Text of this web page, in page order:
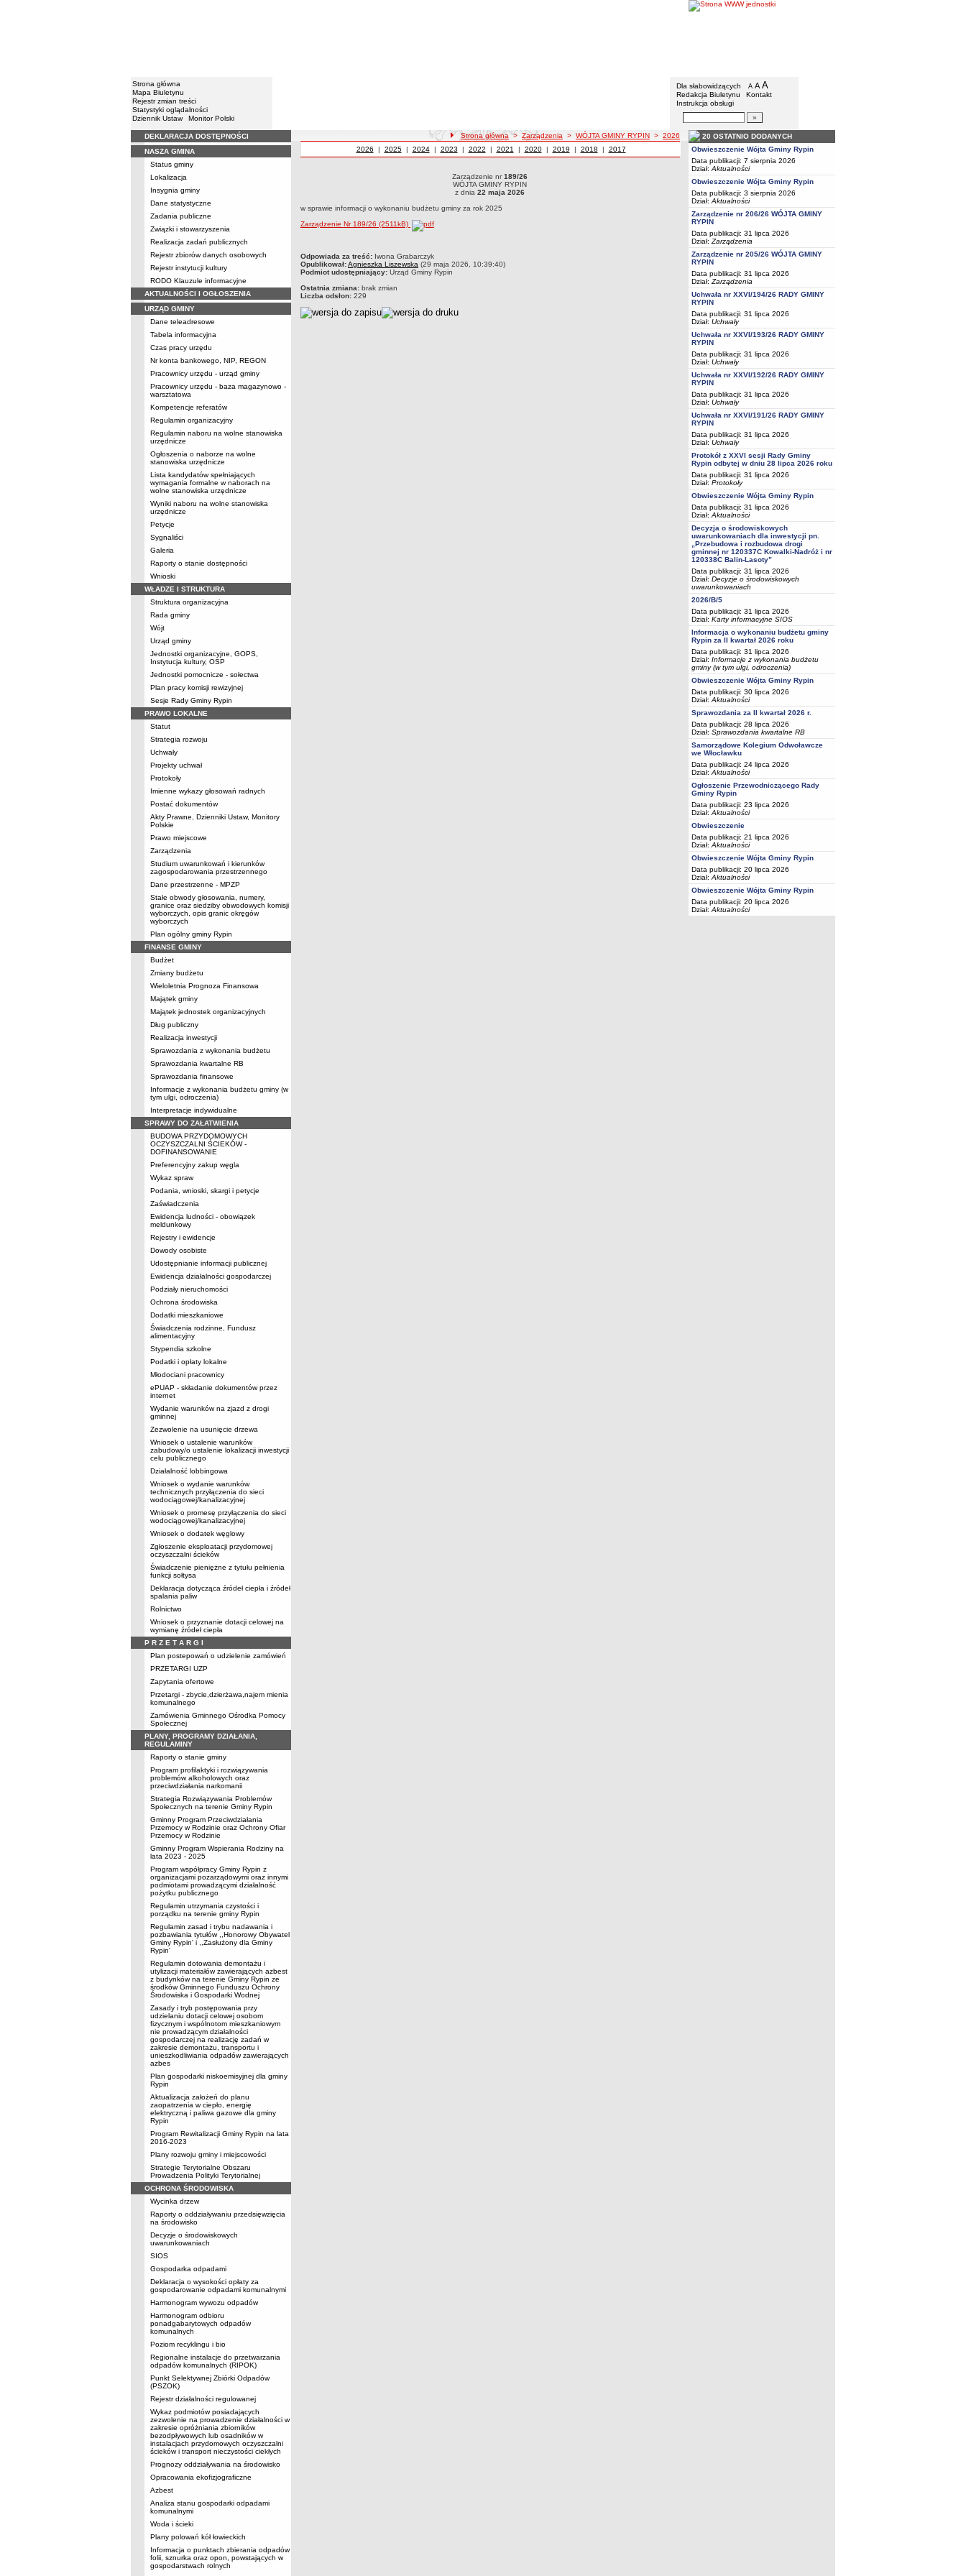
Strona główna
Mapa Biuletynu
Rejestr zmian treści
Statystyki oglądalności
Dziennik Ustaw
Monitor Polski
Gmina Rypin
Menu dodatkowe
Dla słabowidzących A pomniejsz czcionkę
A standardowy rozmiar czcionki
A
Redakcja Biuletynu
Kontakt
Instrukcja obsługi
Wyszukiwarka artykułów
Menu
DEKLARACJA DOSTĘPNOŚCI
NASZA GMINA
Status gminy
Lokalizacja
Insygnia gminy
Dane statystyczne
Zadania publiczne
Związki i stowarzyszenia
Realizacja zadań publicznych
Rejestr zbiorów danych osobowych
Rejestr instytucji kultury
RODO Klauzule informacyjne
AKTUALNOŚCI I OGŁOSZENIA
URZĄD GMINY
Dane teleadresowe
Tabela informacyjna
Czas pracy urzędu
Nr konta bankowego, NIP, REGON
Pracownicy urzędu - urząd gminy
Pracownicy urzędu - baza magazynowo -
warsztatowa
Kompetencje referatów
Regulamin organizacyjny
Regulamin naboru na wolne stanowiska
urzędnicze
Ogłoszenia o naborze na wolne
stanowiska urzędnicze
Lista kandydatów spełniających
wymagania formalne w naborach na
wolne stanowiska urzędnicze
Wyniki naboru na wolne stanowiska
urzędnicze
Petycje
Sygnaliści
Galeria
Raporty o stanie dostępności
Wnioski
WŁADZE I STRUKTURA
Struktura organizacyjna
Rada gminy
Wójt
Urząd gminy
Jednostki organizacyjne, GOPS,
Instytucja kultury, OSP
Jednostki pomocnicze - sołectwa
Plan pracy komisji rewizyjnej
Sesje Rady Gminy Rypin
PRAWO LOKALNE
Statut
Strategia rozwoju
Uchwały
Projekty uchwał
Protokoły
Imienne wykazy głosowań radnych
Postać dokumentów
Akty Prawne, Dzienniki Ustaw, Monitory
Polskie
Prawo miejscowe
Zarządzenia
Studium uwarunkowań i kierunków
zagospodarowania przestrzennego
Dane przestrzenne - MPZP
Stałe obwody głosowania, numery,
granice oraz siedziby obwodowych komisji
wyborczych, opis granic okręgów
wyborczych
Plan ogólny gminy Rypin
FINANSE GMINY
Budżet
Zmiany budżetu
Wieloletnia Prognoza Finansowa
Majątek gminy
Majątek jednostek organizacyjnych
Dług publiczny
Realizacja inwestycji
Sprawozdania z wykonania budżetu
Sprawozdania kwartalne RB
Sprawozdania finansowe
Informacje z wykonania budżetu gminy (w
tym ulgi, odroczenia)
Interpretacje indywidualne
SPRAWY DO ZAŁATWIENIA
BUDOWA PRZYDOMOWYCH
OCZYSZCZALNI ŚCIEKÓW -
DOFINANSOWANIE
Preferencyjny zakup węgla
Wykaz spraw
Podania, wnioski, skargi i petycje
Zaświadczenia
Ewidencja ludności - obowiązek
meldunkowy
Rejestry i ewidencje
Dowody osobiste
Udostępnianie informacji publicznej
Ewidencja działalności gospodarczej
Podziały nieruchomości
Ochrona środowiska
Dodatki mieszkaniowe
Świadczenia rodzinne, Fundusz
alimentacyjny
Stypendia szkolne
Podatki i opłaty lokalne
Młodociani pracownicy
ePUAP - składanie dokumentów przez
internet
Wydanie warunków na zjazd z drogi
gminnej
Zezwolenie na usunięcie drzewa
Wniosek o ustalenie warunków
zabudowy/o ustalenie lokalizacji inwestycji
celu publicznego
Działalność lobbingowa
Wniosek o wydanie warunków
technicznych przyłączenia do sieci
wodociągowej/kanalizacyjnej
Wniosek o promesę przyłączenia do sieci
wodociągowej/kanalizacyjnej
Wniosek o dodatek węglowy
Zgłoszenie eksploatacji przydomowej
oczyszczalni ścieków
Świadczenie pieniężne z tytułu pełnienia
funkcji sołtysa
Deklaracja dotycząca źródeł ciepła i źródeł
spalania paliw
Rolnictwo
Wniosek o przyznanie dotacji celowej na
wymianę źródeł ciepła
P R Z E T A R G I
Plan postepowań o udzielenie zamówień
PRZETARGI UZP
Zapytania ofertowe
Przetargi - zbycie,dzierżawa,najem mienia
komunalnego
Zamówienia Gminnego Ośrodka Pomocy
Społecznej
PLANY, PROGRAMY DZIAŁANIA,
REGULAMINY
Raporty o stanie gminy
Program profilaktyki i rozwiązywania
problemów alkoholowych oraz
przeciwdziałania narkomanii
Strategia Rozwiązywania Problemów
Społecznych na terenie Gminy Rypin
Gminny Program Przeciwdziałania
Przemocy w Rodzinie oraz Ochrony Ofiar
Przemocy w Rodzinie
Gminny Program Wspierania Rodziny na
lata 2023 - 2025
Program współpracy Gminy Rypin z
organizacjami pozarządowymi oraz innymi
podmiotami prowadzącymi działalność
pożytku publicznego
Regulamin utrzymania czystości i
porządku na terenie gminy Rypin
Regulamin zasad i trybu nadawania i
pozbawiania tytułów ,,Honorowy Obywatel
Gminy Rypin' i ,,Zasłużony dla Gminy
Rypin'
Regulamin dotowania demontażu i
utylizacji materiałów zawierających azbest
z budynków na terenie Gminy Rypin ze
środków Gminnego Funduszu Ochrony
Środowiska i Gospodarki Wodnej
Zasady i tryb postępowania przy
udzielaniu dotacji celowej osobom
fizycznym i wspólnotom mieszkaniowym
nie prowadzącym działalności
gospodarczej na realizację zadań w
zakresie demontażu, transportu i
unieszkodliwiania odpadów zawierających
azbes
Plan gospodarki niskoemisyjnej dla gminy
Rypin
Aktualizacja założeń do planu
zaopatrzenia w ciepło, energię
elektryczną i paliwa gazowe dla gminy
Rypin
Program Rewitalizacji Gminy Rypin na lata
2016-2023
Plany rozwoju gminy i miejscowości
Strategie Terytorialne Obszaru
Prowadzenia Polityki Terytorialnej
OCHRONA ŚRODOWISKA
Wycinka drzew
Raporty o oddziaływaniu przedsięwzięcia
na środowisko
Decyzje o środowiskowych
uwarunkowaniach
SIOS
Gospodarka odpadami
Deklaracja o wysokości opłaty za
gospodarowanie odpadami komunalnymi
Harmonogram wywozu odpadów
Harmonogram odbioru
ponadgabarytowych odpadów
komunalnych
Poziom recyklingu i bio
Regionalne instalacje do przetwarzania
odpadów komunalnych (RIPOK)
Punkt Selektywnej Zbiórki Odpadów
(PSZOK)
Rejestr działalności regulowanej
Wykaz podmiotów posiadających
zezwolenie na prowadzenie działalności w
zakresie opróżniania zbiorników
bezodpływowych lub osadników w
instalacjach przydomowych oczyszczalni
ścieków i transport nieczystości ciekłych
Prognozy oddziaływania na środowisko
Opracowania ekofizjograficzne
Azbest
Analiza stanu gospodarki odpadami
komunalnymi
Woda i ścieki
Plany polowań kół łowieckich
Informacja o punktach zbierania odpadów
folii, sznurka oraz opon, powstających w
gospodarstwach rolnych
ścieżka nawigacji
Strona główna > Zarządzenia > WÓJTA GMINY RYPIN > 2026
Zarządzenia z roku
2026 WÓJTA GMINY RYPIN
| Zarządzenia z roku
2025WÓJTA GMINY RYPIN
| Zarządzenia z roku
2024WÓJTA GMINY RYPIN
| Zarządzenia z roku
2023 WÓJTA GMINY RYPIN
| Zarządzenia z roku
2022 WÓJTA GMINY RYPIN
| Zarządzenia z roku
2021 WÓJTA GMINY RYPIN
| Zarządzenia z roku
2020WÓJTA GMINY RYPIN
| Zarządzenia z roku
2019 WÓJTA GMINY RYPIN
| Zarządzenia z roku
2018 WÓJTA GMINY RYPIN
| Zarządzenia z roku
2017 WÓJTA GMINY RYPIN
Zarządzenie nr 189/26WÓJTA GMINY RYPINz dnia 22 maja 2026w sprawie informacji o wykonaniu budżetu gminy za rok 2025
Zarządzenie nr189/26
WÓJTA GMINY RYPIN
z dnia 22 maja 2026
w sprawie informacji o wykonaniu budżetu gminy za rok 2025
Zarządzenie Nr 189/26 (2511kB)
metryczka
Odpowiada za treść: Iwona Grabarczyk
Opublikował:Agnieszka Liszewska (29 maja 2026, 10:39:40)
Podmiot udostępniający: Urząd Gminy Rypin
Ostatnia zmiana: brak zmian
Liczba odsłon: 229
20 OSTATNIO DODANYCH
Obwieszczenie Wójta Gminy Rypin
Data publikacji: 7 sierpnia 2026
Dział: Aktualności
Obwieszczenie Wójta Gminy Rypin
Data publikacji: 3 sierpnia 2026
Dział: Aktualności
Zarządzenie nr 206/26 WÓJTA GMINY
RYPIN
Data publikacji: 31 lipca 2026
Dział: Zarządzenia
Zarządzenie nr 205/26 WÓJTA GMINY
RYPIN
Data publikacji: 31 lipca 2026
Dział: Zarządzenia
Uchwała nr XXVI/194/26 RADY GMINY
RYPIN
Data publikacji: 31 lipca 2026
Dział: Uchwały
Uchwała nr XXVI/193/26 RADY GMINY
RYPIN
Data publikacji: 31 lipca 2026
Dział: Uchwały
Uchwała nr XXVI/192/26 RADY GMINY
RYPIN
Data publikacji: 31 lipca 2026
Dział: Uchwały
Uchwała nr XXVI/191/26 RADY GMINY
RYPIN
Data publikacji: 31 lipca 2026
Dział: Uchwały
Protokół z XXVI sesji Rady Gminy
Rypin odbytej w dniu 28 lipca 2026 roku
Data publikacji: 31 lipca 2026
Dział: Protokoły
Obwieszczenie Wójta Gminy Rypin
Data publikacji: 31 lipca 2026
Dział: Aktualności
Decyzja o środowiskowych
uwarunkowaniach dla inwestycji pn.
„Przebudowa i rozbudowa drogi
gminnej nr 120337C Kowalki-Nadróż i nr
120338C Balin-Lasoty”
Data publikacji: 31 lipca 2026
Dział: Decyzje o środowiskowych
uwarunkowaniach
2026/B/5
Data publikacji: 31 lipca 2026
Dział: Karty informacyjne SIOS
Informacja o wykonaniu budżetu gminy
Rypin za II kwartał 2026 roku
Data publikacji: 31 lipca 2026
Dział: Informacje z wykonania budżetu
gminy (w tym ulgi, odroczenia)
Obwieszczenie Wójta Gminy Rypin
Data publikacji: 30 lipca 2026
Dział: Aktualności
Sprawozdania za II kwartał 2026 r.
Data publikacji: 28 lipca 2026
Dział: Sprawozdania kwartalne RB
Samorządowe Kolegium Odwoławcze
we Włocławku
Data publikacji: 24 lipca 2026
Dział: Aktualności
Ogłoszenie Przewodniczącego Rady
Gminy Rypin
Data publikacji: 23 lipca 2026
Dział: Aktualności
Obwieszczenie
Data publikacji: 21 lipca 2026
Dział: Aktualności
Obwieszczenie Wójta Gminy Rypin
Data publikacji: 20 lipca 2026
Dział: Aktualności
Obwieszczenie Wójta Gminy Rypin
Data publikacji: 20 lipca 2026
Dział: Aktualności